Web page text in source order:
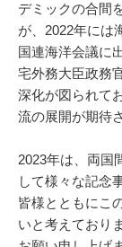
デミックの合間
が、2022年には
国連海洋会議に
宅外務大臣政務
深化が図られて
流の展開が期待
2023年は、両国
して様々な記念
皆様とともにこ
いと考えており